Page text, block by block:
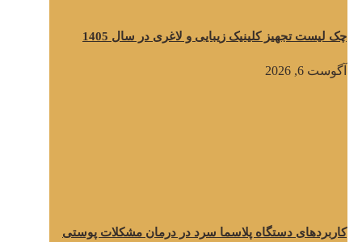
چک لیست تجهیز کلینیک زیبایی و لاغری در سال 1405
آگوست 6, 2026
کاربردهای دستگاه پلاسما سرد در درمان مشکلات پوستی